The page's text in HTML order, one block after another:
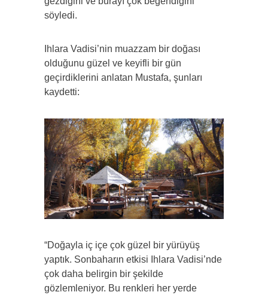
söyledi.
Ihlara Vadisi’nin muazzam bir doğası
olduğunu güzel ve keyifli bir gün
geçirdiklerini anlatan Mustafa, şunları
kaydetti:
“Doğayla iç içe çok güzel bir yürüyüş
yaptık. Sonbaharın etkisi Ihlara Vadisi’nde
çok daha belirgin bir şekilde
gözlemleniyor. Bu renkleri her yerde